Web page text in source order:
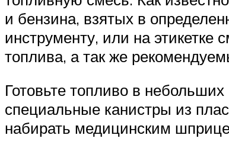
и бензина, взятых в
инструменту, или на этикетке
топлива, а так же
Готовьте топливо в
специальные канистры из
набирать медицинским